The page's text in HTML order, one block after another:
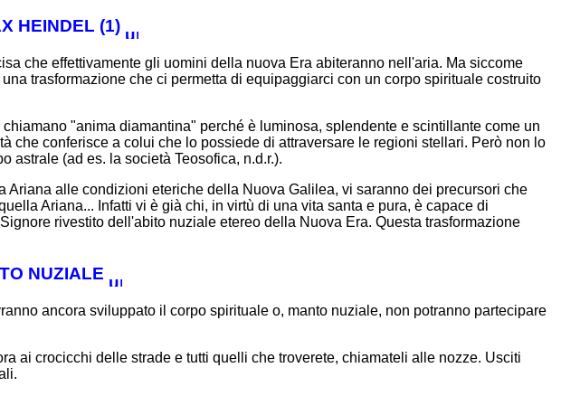
HEINDEL (1)
che effettivamente gli uomini della nuova Era abiteranno nell'aria. Ma siccome
trasformazione che ci permetta di equipaggiarci con un corpo spirituale costruito
"anima diamantina" perché è luminosa, splendente e scintillante come un
conferisce a colui che lo possiede di attraversare le regioni stellari. Però non lo
astrale (ad es. la società Teosofica, n.d.r.).
Ariana alle condizioni eteriche della Nuova Galilea, vi saranno dei precursori che
Ariana... Infatti vi è già chi, in virtù di una vita santa e pura, è capace di
rivestito dell'abito nuziale etereo della Nuova Era. Questa trasformazione
NUZIALE
ancora sviluppato il corpo spirituale o, manto nuziale, non potranno partecipare
ai crocicchi delle strade e tutti quelli che troverete, chiamateli alle nozze. Usciti